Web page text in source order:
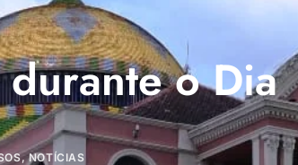
durante o Dia
,NOTÍCIAS